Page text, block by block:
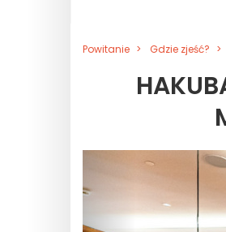
Powitanie Gdzie zjeść?